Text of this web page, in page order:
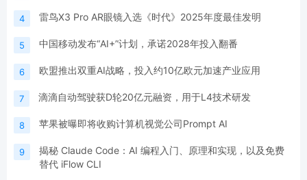
4 雷鸟X3 Pro AR眼镜入选《时代》2025年度最佳发明
5 中国移动发布“AI+”计划，承诺2028年投入翻番
6 欧盟推出双重AI战略，投入约10亿欧元加速产业应用
7 滴滴自动驾驶获D轮20亿元融资，用于L4技术研发
8 苹果被曝即将收购计算机视觉公司Prompt AI
9
揭秘 Claude Code：AI 编程入门、原理和实现，以及免费
替代 iFlow CLI